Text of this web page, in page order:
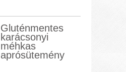
Gluténmentes
karácsonyi
méhkas
aprósütemény